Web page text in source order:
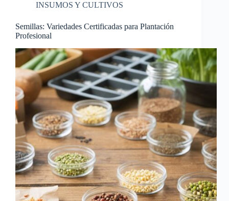
INSUMOS Y CULTIVOS
Semillas: Variedades Certificadas para Plantación
Profesional